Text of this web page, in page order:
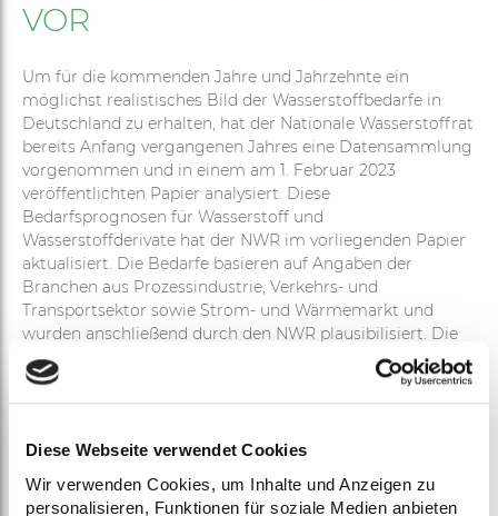
Diese Webseite verwendet Cookies
Wir verwenden Cookies, um Inhalte und Anzeigen zu
personalisieren, Funktionen für soziale Medien anbieten
VOR
Um für die kommenden Jahre und Jahrzehnte ein
möglichst realistisches Bild der Wasserstoffbedarfe in
Deutschland zu erhalten, hat der Nationale Wasserstoffrat
bereits Anfang vergangenen Jahres eine Datensammlung
vorgenommen und in einem am 1. Februar 2023
veröffentlichten Papier analysiert. Diese
Bedarfsprognosen für Wasserstoff und
Wasserstoffderivate hat der NWR im vorliegenden Papier
aktualisiert. Die Bedarfe basieren auf Angaben der
Branchen aus Prozessindustrie, Verkehrs- und
Transportsektor sowie Strom- und Wärmemarkt und
wurden anschließend durch den NWR plausibilisiert. Die
Analyse gibt somit einen groben, aber validen Überblick
über zu erwartende Mengen, die in Deutschland
produziert oder importiert werden müssen.
Die Analyse zeigt, dass im Jahr 2030 bereits eine starke
nach Wasserstoff zu erwarten ist. Die Bedarfe aller